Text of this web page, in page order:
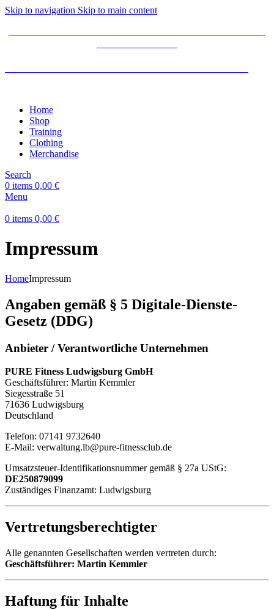
Skip to navigation Skip to main content
Home
Shop
Training
Clothing
Merchandise
Search
0 items 0,00 €
Menu
0 items 0,00 €
Impressum
HomeImpressum
Angaben gemäß § 5 Digitale-Dienste-
Gesetz (DDG)
Anbieter / Verantwortliche Unternehmen
PURE Fitness Ludwigsburg GmbH
Geschäftsführer: Martin Kemmler
Siegesstraße 51
71636 Ludwigsburg
Deutschland
Telefon: 07141 9732640
E-Mail: verwaltung.lb@pure-fitnessclub.de
Umsatzsteuer-Identifikationsnummer gemäß § 27a UStG:
DE250879099
Zuständiges Finanzamt: Ludwigsburg
Vertretungsberechtigter
Alle genannten Gesellschaften werden vertreten durch:
Geschäftsführer: Martin Kemmler
Haftung für Inhalte